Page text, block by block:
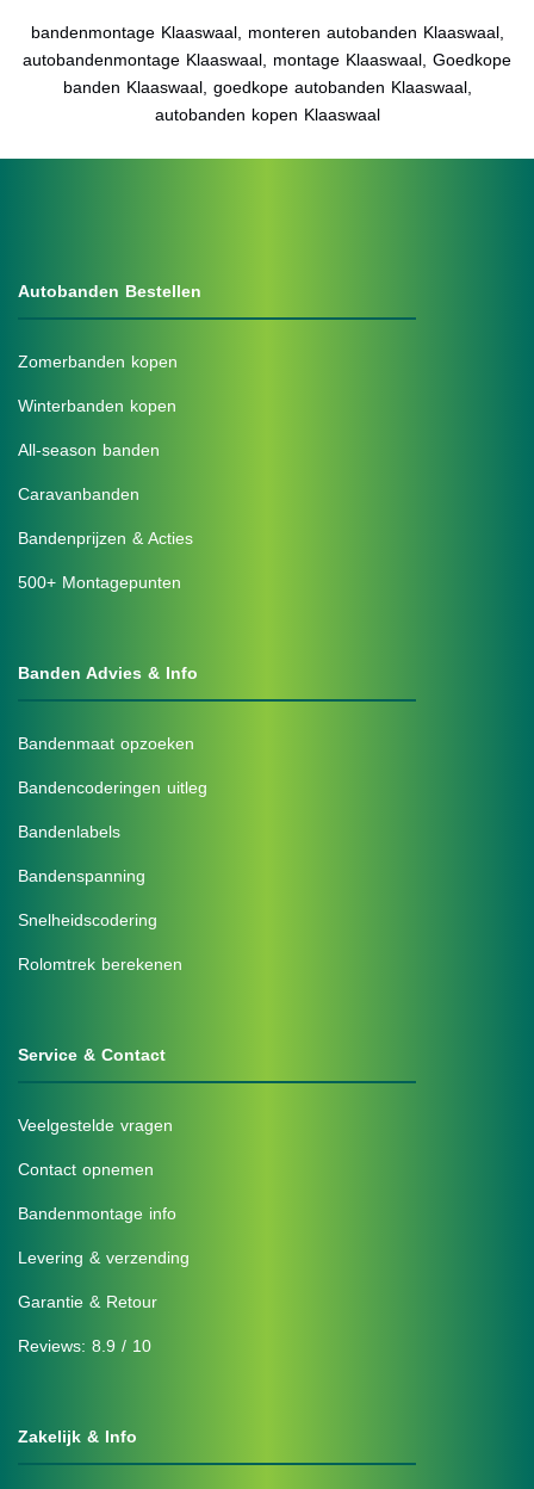
bandenmontage Klaaswaal, monteren autobanden Klaaswaal,
autobandenmontage Klaaswaal, montage Klaaswaal, Goedkope
banden Klaaswaal, goedkope autobanden Klaaswaal,
autobanden kopen Klaaswaal
Autobanden Bestellen
Zomerbanden kopen
Winterbanden kopen
All-season banden
Caravanbanden
Bandenprijzen & Acties
500+ Montagepunten
Banden Advies & Info
Bandenmaat opzoeken
Bandencoderingen uitleg
Bandenlabels
Bandenspanning
Snelheidscodering
Rolomtrek berekenen
Service & Contact
Veelgestelde vragen
Contact opnemen
Bandenmontage info
Levering & verzending
Garantie & Retour
Reviews: 8.9 / 10
Zakelijk & Info